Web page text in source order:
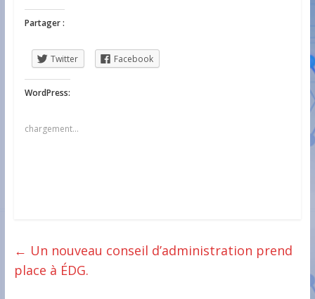
Partager :
Twitter Facebook
WordPress:
chargement…
← Un nouveau conseil d’administration prend
place à ÉDG.